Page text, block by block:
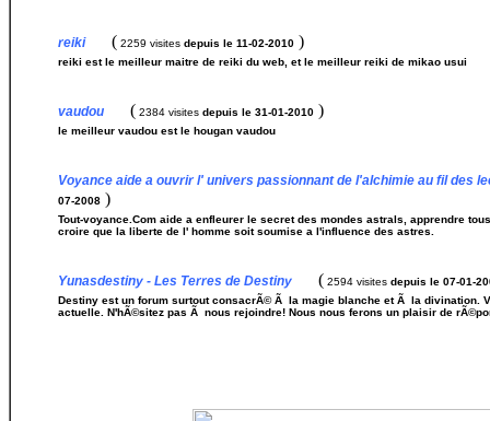
reiki( 2259 visites depuis le 11-02-2010 )
reiki est le meilleur maitre de reiki du web, et le meilleur reiki de mikao usui
vaudou ( 2384 visites depuis le 31-01-2010 )
le meilleur vaudou est le hougan vaudou
Voyance aide a ouvrir l' univers passionnant de l'alchimie au fil des
07-2008 )
Tout-voyance.Com aide a enfleurer le secret des mondes astrals, apprendre
croire que la liberte de l' homme soit soumise a l'influence des astres.
Yunasdestiny - Les Terres de Destiny ( 2594 visites depuis le 07-01-
Destiny est un forum surtout consacrÃ© Ã la magie blanche et Ã la divination.
actuelle. N'hÃ©sitez pas Ã nous rejoindre! Nous nous ferons un plaisir de